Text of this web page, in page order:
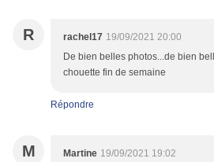
R rachel17 19/09/2021 20:00
De bien belles photos...de bien
chouette fin de semaine
Répondre
M Martine 19/09/2021 19:02